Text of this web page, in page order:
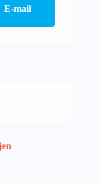
E-mail